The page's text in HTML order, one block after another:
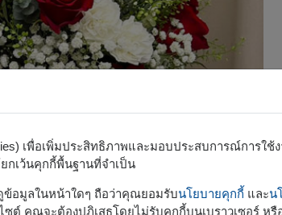
เพื่อเพิ่มประสิทธิภาพและมอบประสบการณ์การใ
กเว้นคุกกี้พื้นฐานที่จำเป็น
ข้อมูลในหน้าใดๆ ถือว่าคุณยอมรับนโยบายคุกกี้ และน
ต์ คุณจะต้องปฏิเสธโดยไม่รับคุกกี้บนเบราวเซอร์ หรื